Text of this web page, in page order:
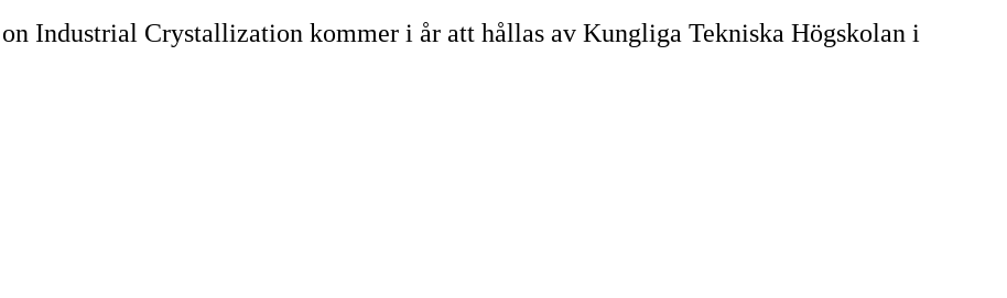
Industrial Crystallization kommer i år att hållas av Kungliga Tekniska Högskolan i